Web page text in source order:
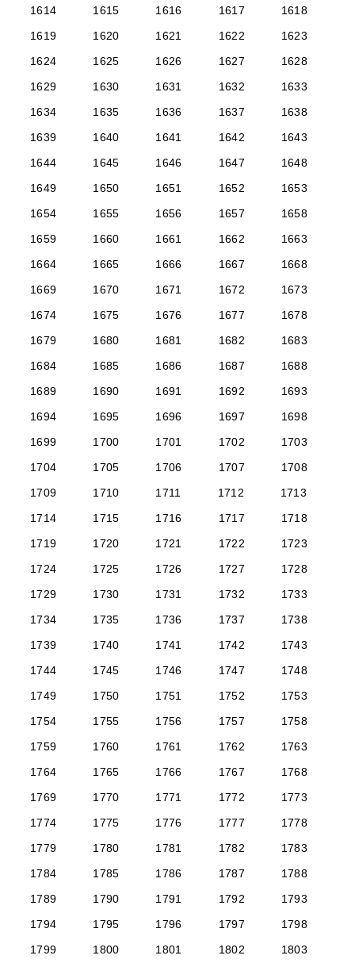
1614
1615 1616 1617
1618
1619
1620 1621 1622
1623
1624
1625 1626 1627
1628
1629
1630 1631 1632
1633
1634
1635 1636 1637
1638
1639
1640 1641 1642
1643
1644
1645 1646 1647
1648
1649
1650 1651 1652
1653
1654
1655 1656 1657
1658
1659
1660 1661 1662
1663
1664
1665 1666 1667
1668
1669
1670 1671 1672
1673
1674
1675 1676 1677
1678
1679
1680 1681 1682
1683
1684
1685 1686 1687
1688
1689
1690 1691 1692
1693
1694
1695 1696 1697
1698
1699
1700 1701 1702
1703
1704
1705 1706 1707
1708
1709
1710 1711 1712
1713
1714
1715 1716 1717
1718
1719
1720 1721 1722
1723
1724
1725 1726 1727
1728
1729
1730 1731 1732
1733
1734
1735 1736 1737
1738
1739
1740 1741 1742
1743
1744
1745 1746 1747
1748
1749
1750 1751 1752
1753
1754
1755 1756 1757
1758
1759
1760 1761 1762
1763
1764
1765 1766 1767
1768
1769
1770 1771 1772
1773
1774
1775 1776 1777
1778
1779
1780 1781 1782
1783
1784
1785 1786 1787
1788
1789
1790 1791 1792
1793
1794
1795 1796 1797
1798
1799
1800 1801 1802
1803